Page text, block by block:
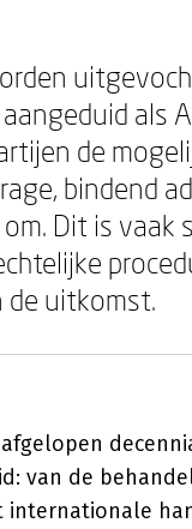
als
de
bindend
Dit is vaak
de uitkomst.
van de
internationale